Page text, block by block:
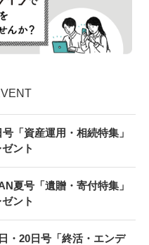
「資産運用・相続特集」
ント
夏号「遺贈・寄付特集」
ント
・20日号「終活・エンデ